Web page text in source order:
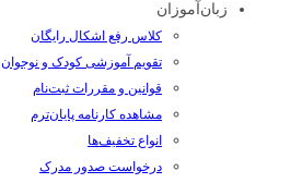
زبان‌آموزان
کلاس رفع اشکال رایگان
تقویم آموزشی کودک و نوجوان
قوانین و مقررات ثبت‌نام
مشاهده کارنامه پایان‌ترم
انواع تخفیف‌ها
درخواست صدور مدرک